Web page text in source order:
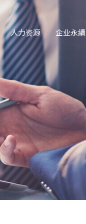
人力资源 企业永續